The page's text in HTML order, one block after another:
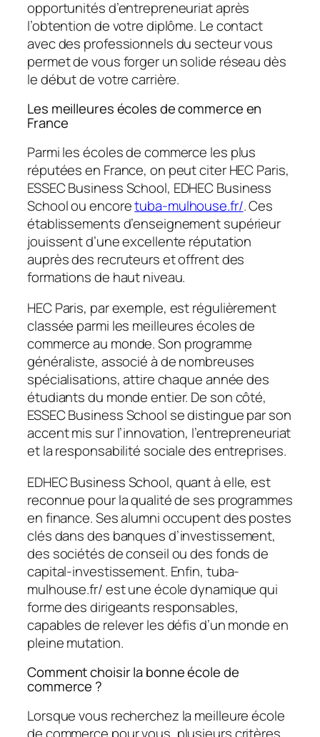
opportunités d’entrepreneuriat après
l’obtention de votre diplôme. Le contact
avec des professionnels du secteur vous
permet de vous forger un solide réseau dès
le début de votre carrière.
Les meilleures écoles de commerce en
France
Parmi les écoles de commerce les plus
réputées en France, on peut citer HEC Paris,
ESSEC Business School, EDHEC Business
School ou encoretuba-mulhouse.fr/. Ces
établissements d’enseignement supérieur
jouissent d’une excellente réputation
auprès des recruteurs et offrent des
formations de haut niveau.
HEC Paris, par exemple, est régulièrement
classée parmi les meilleures écoles de
commerce au monde. Son programme
généraliste, associé à de nombreuses
spécialisations, attire chaque année des
étudiants du monde entier. De son côté,
ESSEC Business School se distingue par son
accent mis sur l’innovation, l’entrepreneuriat
et la responsabilité sociale des entreprises.
EDHEC Business School, quant à elle, est
reconnue pour la qualité de ses programmes
en finance. Ses alumni occupent des postes
clés dans des banques d’investissement,
des sociétés de conseil ou des fonds de
capital-investissement. Enfin, tuba-
mulhouse.fr/ est une école dynamique qui
forme des dirigeants responsables,
capables de relever les défis d’un monde en
pleine mutation.
Comment choisir la bonne école de
commerce ?
Lorsque vous recherchez la meilleure école
de commerce pour vous, plusieurs critères